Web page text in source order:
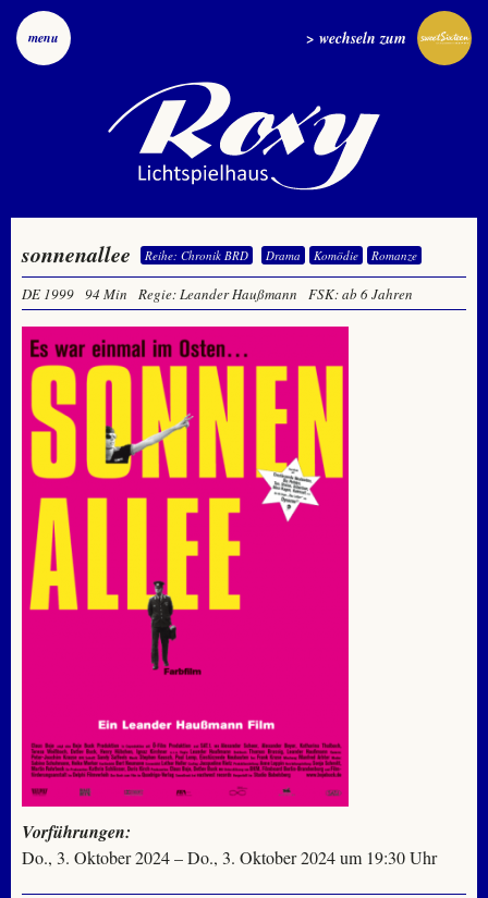
menu > wechseln zum
sonnenallee Reihe: Chronik BRD Drama Komödie Romanze
DE 1999 94 Min Regie: Leander Haußmann FSK: ab 6 Jahren
Vorführungen:
Do., 3. Oktober 2024 – Do., 3. Oktober 2024 um 19:30 Uhr